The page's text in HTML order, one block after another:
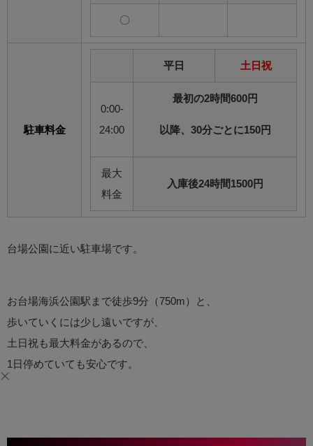
〇
駐車料金
平日 土日祝
0:00-
24:00
最初の2時間600円
以降、30分ごとに150円
最大
料金
入庫後24時間1500円
台場公園に近い駐車場です。
お台場海浜公園駅まで徒歩9分（750m）と、
歩いていくには少し遠いですが、
土日祝も最大料金があるので、
1日停めていても安心です。